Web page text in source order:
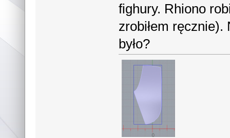
fighury. Rhiono
zrobiłem
było?